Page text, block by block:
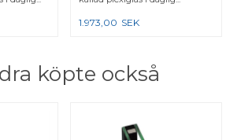
1.973,00 SEK
köpte också